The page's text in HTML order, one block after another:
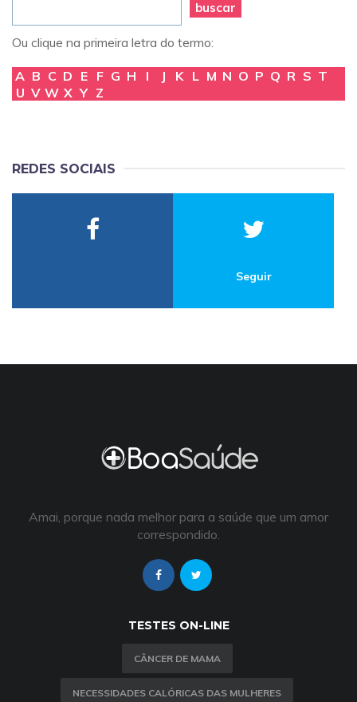
buscar
Ou clique na primeira letra do termo:
A B C D E F G H I J K L M N O P Q R S T
U V W X Y Z
REDES SOCIAIS
Seguir
Amai, porque nada melhor para a saúde que um amor
correspondido.
TESTES ON-LINE
CÂNCER DE MAMA
NECESSIDADES CALÓRICAS DAS MULHERES